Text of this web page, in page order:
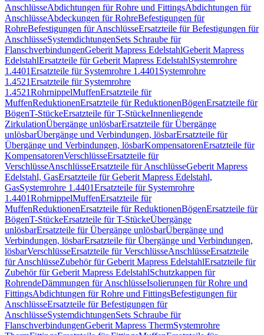
AnschlüsseAbdichtungen für Rohre und FittingsAbdichtungen für
AnschlüsseAbdeckungen für RohreBefestigungen für
RohreBefestigungen für AnschlüsseErsatzteile für Befestigungen für
AnschlüsseSystemdichtungenSets Schraube für
FlanschverbindungenGeberit Mapress EdelstahlGeberit Mapress
EdelstahlErsatzteile für Geberit Mapress EdelstahlSystemrohre
1.4401Ersatzteile für Systemrohre 1.4401 Systemrohre
1.4521Ersatzteile für Systemrohre
1.4521RohrnippelMuffenErsatzteile für
MuffenReduktionenErsatzteile für ReduktionenBögenErsatzteile für
BögenT-StückeErsatzteile für T-StückeInnenliegende
ZirkulationÜbergänge unlösbarErsatzteile für Übergänge
unlösbarÜbergänge und Verbindungen, lösbarErsatzteile für
Übergänge und Verbindungen, lösbarKompensatorenErsatzteile für
KompensatorenVerschlüsseErsatzteile für
VerschlüsseAnschlüsseErsatzteile für AnschlüsseGeberit Mapress
Edelstahl, GasErsatzteile für Geberit Mapress Edelstahl,
GasSystemrohre 1.4401Ersatzteile für Systemrohre
1.4401RohrnippelMuffenErsatzteile für
MuffenReduktionenErsatzteile für ReduktionenBögenErsatzteile für
BögenT-StückeErsatzteile für T-StückeÜbergänge
unlösbarErsatzteile für Übergänge unlösbarÜbergänge und
Verbindungen, lösbarErsatzteile für Übergänge und Verbindungen,
lösbarVerschlüsseErsatzteile für VerschlüsseAnschlüsseErsatzteile
für AnschlüsseZubehör für Geberit Mapress EdelstahlErsatzteile für
Zubehör für Geberit Mapress EdelstahlSchutzkappen für
RohrendeDämmungen für AnschlüsseIsolierungen für Rohre und
FittingsAbdichtungen für Rohre und FittingsBefestigungen für
AnschlüsseErsatzteile für Befestigungen für
AnschlüsseSystemdichtungenSets Schraube für
FlanschverbindungenGeberit Mapress ThermSystemrohre